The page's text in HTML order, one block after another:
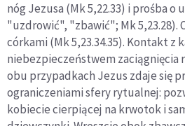
nóg Jezusa (Mk 5,22.33) i prośba o
"uzdrowić", "zbawić"; Mk 5,23.28).
córkami (Mk 5,23.34.35). Kontakt z
niebezpieczeństwem zaciągnięcia
obu przypadkach Jezus zdaje się
ograniczeniami sfery rytualnej:
kobiecie cierpiącej na krwotok i